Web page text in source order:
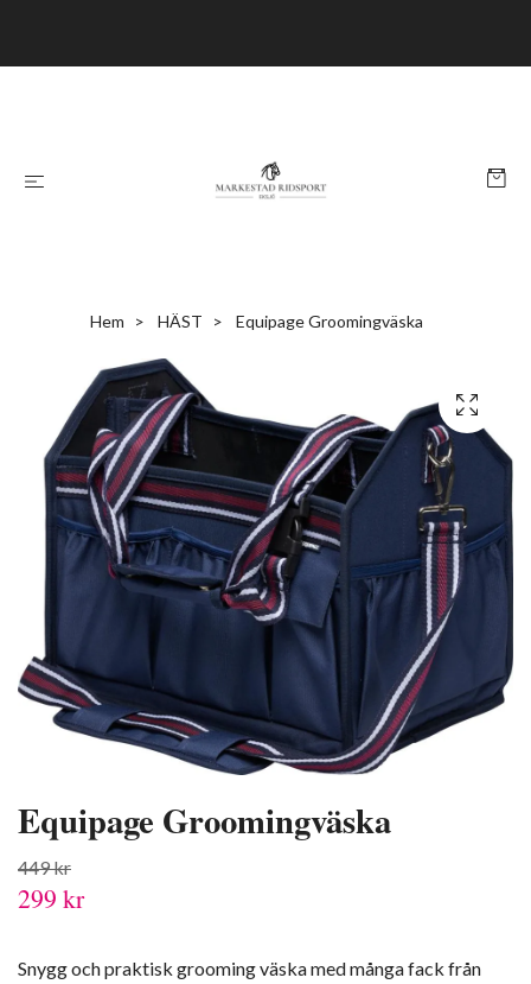
Hem HÄST Equipage Groomingväska
Equipage Groomingväska
449 kr
299 kr
Snygg och praktisk grooming väska med många fack från